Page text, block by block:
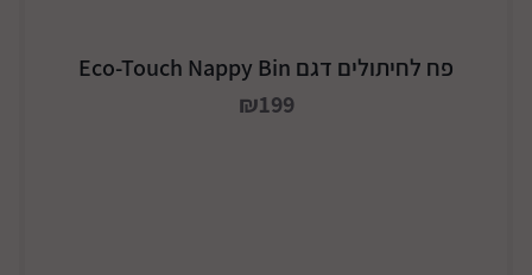
פח לחיתולים דגם Eco-Touch Nappy Bin
₪199